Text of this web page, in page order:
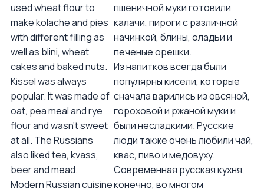
used wheat flour to
make kolache and pies
with different filling as
well as blini, wheat
cakes and baked nuts.
Kissel was always
popular. It was made of
oat, pea meal and rye
flour and wasn’t sweet
at all. The Russians
also liked tea, kvass,
beer and mead.
Modern Russian cuisine
пшеничной муки готовили
калачи, пироги с различной
начинкой, блины, оладьи и
печеные орешки.
Из напитков всегда были
популярны кисели, которые
сначала варились из овсяной,
гороховой и ржаной муки и
были несладкими. Русские
люди также очень любили чай,
квас, пиво и медовуху.
Современная русская кухня,
конечно, во многом